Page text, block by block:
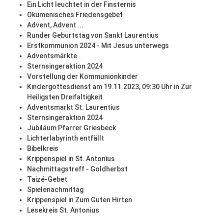
Ein Licht leuchtet in der Finsternis
Ökumenisches Friedensgebet
Advent, Advent ...
Runder Geburtstag von Sankt Laurentius
Erstkommunion 2024 - Mit Jesus unterwegs
Adventsmärkte
Sternsingeraktion 2024
Vorstellung der Kommunionkinder
Kindergottesdienst am 19.11.2023, 09:30 Uhr in Zur
Heiligsten Dreifaltigkeit
Adventsmarkt St. Laurentius
Sternsingeraktion 2024
Jubiläum Pfarrer Griesbeck
Lichterlabyrinth entfällt
Bibelkreis
Krippenspiel in St. Antonius
Nachmittagstreff - Goldherbst
Taizé-Gebet
Spielenachmittag
Krippenspiel in Zum Guten Hirten
Lesekreis St. Antonius